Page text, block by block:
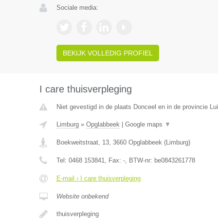
Sociale media:
BEKIJK VOLLEDIG PROFIEL
I care thuisverpleging
Niet gevestigd in de plaats Donceel en in de provincie
Limburg» Opglabbeek| Google maps ▼
Boekweitstraat, 13, 3660 Opglabbeek(Limburg)
Tel: 0468 153841, Fax: -, BTW-nr: be0843261778
E-mail › I care thuisverpleging
Website onbekend
thuisverpleging